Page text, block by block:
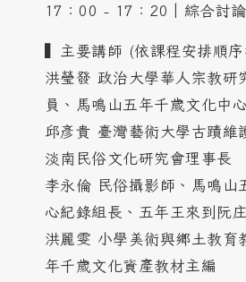
17：00 - 17：20│綜合討
▍主要講師 (依課程安排順
洪瑩發 政治大學華人宗教研
員、馬鳴山五年千歲文化中
邱彥貴 臺灣藝術大學古蹟維
淡南民俗文化研究會理事長
李永倫 民俗攝影師、馬鳴山
心紀錄組長、五年王來到阮
洪麗雯 小學美術與鄉土教育
年千歲文化資產教材主編